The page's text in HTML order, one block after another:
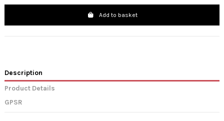
Add to basket
Description
Product Details
GPSR